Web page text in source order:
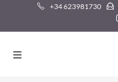
+34 623981730